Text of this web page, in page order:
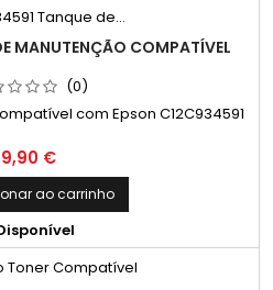
MANUTENÇÃO COMPATÍVEL
(0)
com Epson C12C934591
Preço
9,90 €
ao carrinho